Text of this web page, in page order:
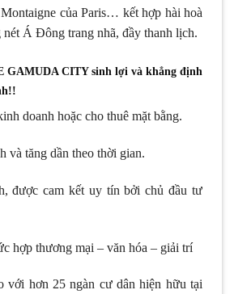
của Paris… kết hợp hài hoà
Á Đông trang nhã, đầy thanh lịch.
GAMUDA CITY sinh lợi và khẳng định
doanh hoặc cho thuê mặt bằng.
và tăng dần theo thời gian.
được cam kết uy tín bởi chủ đầu tư
hợp thương mại – văn hóa – giải trí
với hơn 25 ngàn cư dân hiện hữu tại